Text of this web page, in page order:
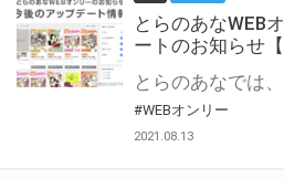
とらのあなWEB
ートのお知らせ【
#WEBオンリー
2021.08.13